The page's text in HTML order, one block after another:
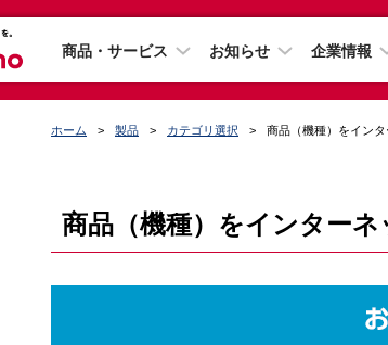
商品・サービス お知らせ 企業情報
ホーム 製品 カテゴリ選択 商品（機種）をイン
商品（機種）をインター